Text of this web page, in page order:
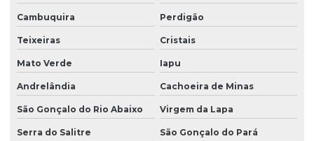
Cambuquira Perdigão
Teixeiras Cristais
Mato Verde Iapu
Andrelândia Cachoeira de Minas
São Gonçalo do Rio Abaixo Virgem da Lapa
Serra do Salitre São Gonçalo do Pará